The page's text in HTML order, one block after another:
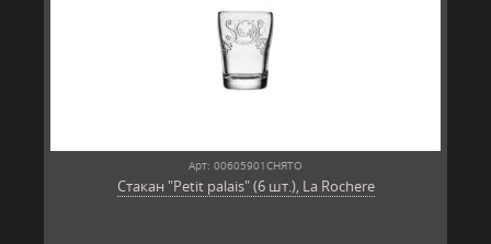
Арт: 00605901СНЯТО
Стакан "Petit palais" (6 шт.), La Rochere